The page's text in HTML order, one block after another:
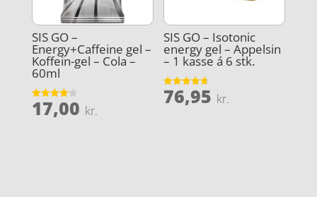
SIS GO –
Energy+Caffeine gel –
Koffein-gel – Cola –
60ml
Vurderet
4.1
17,00 kr.
SIS GO – Isotonic
energy gel – Appelsin
– 1 kasse á 6 stk.
Vurderet
4.7
76,95 kr.